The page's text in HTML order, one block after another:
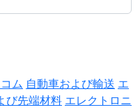
ム 自動車および輸送 エ
び先端材料 エレクトロニ